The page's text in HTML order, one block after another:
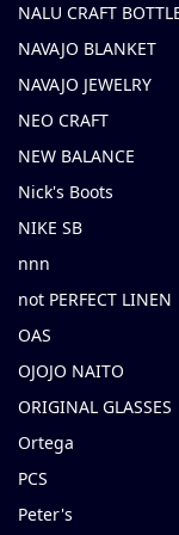
NALU CRAFT
NAVAJO BLANKET
NAVAJO JEWELRY
NEO CRAFT
NEW BALANCE
Nick's Boots
NIKE SB
nnn
not PERFECT LINEN
OAS
OJOJO NAITO
ORIGINAL GLASSES
Ortega
PCS
Peter's